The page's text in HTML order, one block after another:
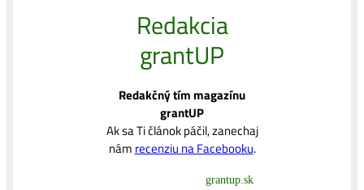
Redakcia
grantUP
Redakčný tím magazínu
grantUP
Ak sa Ti článok páčil, zanechaj
nám recenziu na Facebooku.
grantup.sk